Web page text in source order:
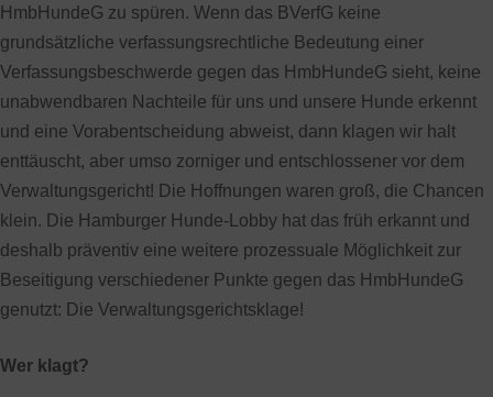
HmbHundeG zu spüren. Wenn das BVerfG keine
grundsätzliche verfassungsrechtliche Bedeutung einer
Verfassungsbeschwerde gegen das HmbHundeG sieht, keine
unabwendbaren Nachteile für uns und unsere Hunde erkennt
und eine Vorabentscheidung abweist, dann klagen wir halt
enttäuscht, aber umso zorniger und entschlossener vor dem
Verwaltungsgericht! Die Hoffnungen waren groß, die Chancen
klein. Die Hamburger Hunde-Lobby hat das früh erkannt und
deshalb präventiv eine weitere prozessuale Möglichkeit zur
Beseitigung verschiedener Punkte gegen das HmbHundeG
genutzt: Die Verwaltungsgerichtsklage!
Wer klagt?